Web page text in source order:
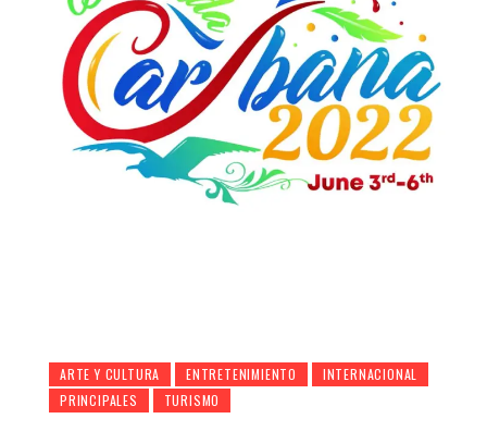
ARTE Y CULTURA ENTRETENIMIENTO
INTERNACIONAL
PRINCIPALES
TURISMO